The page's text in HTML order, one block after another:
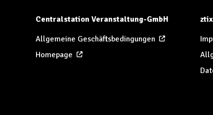
Centralstation Veranstaltung-GmbH
Allgemeine Geschäftsbedingungen
Homepage